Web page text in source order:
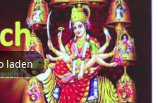
laden